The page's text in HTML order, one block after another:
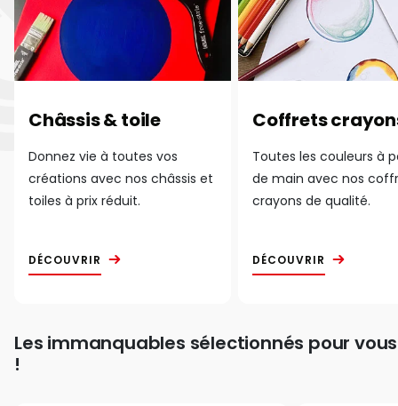
Châssis & toile
Donnez vie à toutes vos
créations avec nos châssis et
toiles à prix réduit.
DÉCOUVRIR
Coffrets
Toutes les couleurs à
de main avec nos
crayons de qualité.
DÉCOUVRIR
Les immanquables sélectionnés pour vous
!